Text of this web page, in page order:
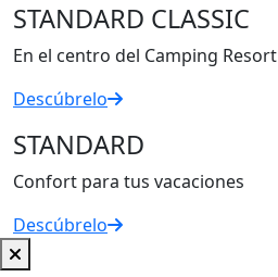
STANDARD CLASSIC
En el centro del Camping Resort
Descúbrelo
STANDARD
Confort para tus vacaciones
Descúbrelo